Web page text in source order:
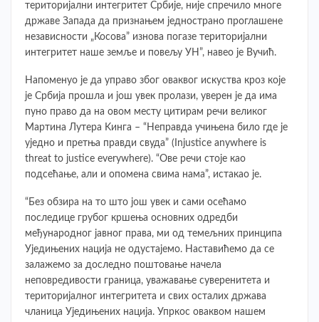
територијални интегритет Србије, није спречило многе
државе Запада да признањем једнострано проглашене
независности „Косова” изнова погазе територијални
интегритет наше земље и повељу УН”, навео је Вучић.
Напоменуо је да управо због оваквог искуства кроз које
је Србија прошла и још увек пролази, уверен је да има
пуно право да на овом месту цитирам речи великог
Мартина Лутера Kинга – “Неправда учињена било где је
уједно и претња правди свуда” (Injustice anywhere is
threat to justice everywhere). “Ове речи стоје као
подсећање, али и опомена свима нама”, истакао је.
“Без обзира на то што још увек и сами осећамо
последице грубог кршења основних одредби
међународног јавног права, ми од темељних принципа
Уједињених нација не одустајемо. Наставићемо да се
залажемо за доследно поштовање начела
неповредивости граница, уважавање суверенитета и
територијалног интегритета и свих осталих држава
чланица Уједињених нација. Упркос оваквом нашем